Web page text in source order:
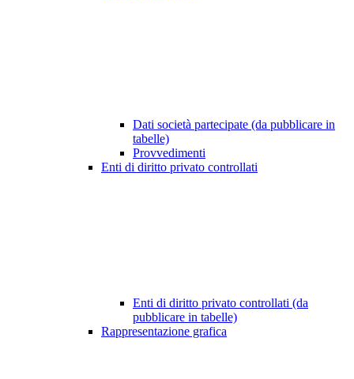
Dati società partecipate (da pubblicare in
tabelle)
Provvedimenti
Enti di diritto privato controllati
Enti di diritto privato controllati (da
pubblicare in tabelle)
Rappresentazione grafica